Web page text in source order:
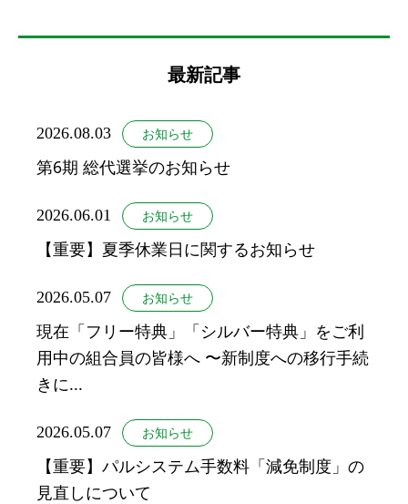
最新記事
2026.08.03 お知らせ
第6期 総代選挙のお知らせ
2026.06.01 お知らせ
【重要】夏季休業日に関するお知らせ
2026.05.07 お知らせ
現在「フリー特典」「シルバー特典」をご利
用中の組合員の皆様へ 〜新制度への移行手続
きに...
2026.05.07 お知らせ
【重要】パルシステム手数料「減免制度」の
見直しについて